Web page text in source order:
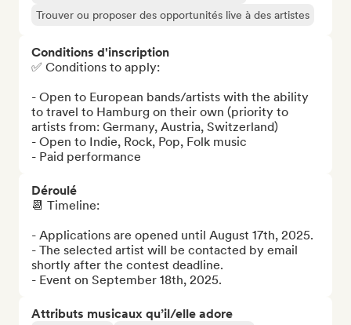
Trouver ou proposer des opportunités live à des artistes
Conditions d'inscription
✅ Conditions to apply:
- Open to European bands/artists with the ability
to travel to Hamburg on their own (priority to
artists from: Germany, Austria, Switzerland)
- Open to Indie, Rock, Pop, Folk music
- Paid performance
Déroulé
📆 Timeline:
- Applications are opened until August 17th, 2025.
- The selected artist will be contacted by email
shortly after the contest deadline.
- Event on September 18th, 2025.
Attributs musicaux qu’il/elle adore